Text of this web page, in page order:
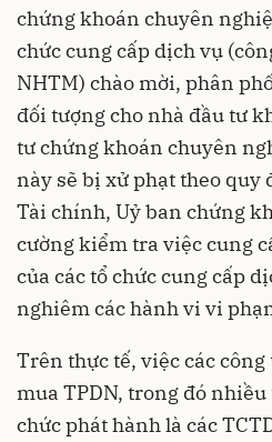
chứng khoán chuyên
chức cung cấp dịch vụ
NHTM) chào mời, phân
đối tượng cho nhà đầu tư
tư chứng khoán chuyên
này sẽ bị xử phạt theo quy
Tài chính, Uỷ ban chứng
cường kiểm tra việc cung
của các tổ chức cung cấp
nghiêm các hành vi vi
Trên thực tế, việc các
mua TPDN, trong đó
chức phát hành là các